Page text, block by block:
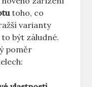
toho, co
varianty
být​ záludné.
⁣poměr